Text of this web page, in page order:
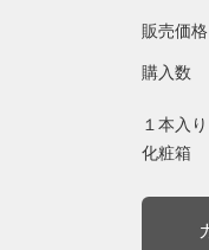
販売価格
購入数
１本入り
化粧箱